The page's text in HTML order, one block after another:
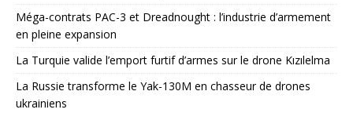
Méga-contrats PAC-3 et Dreadnought : l’industrie d’armement
en pleine expansion
La Turquie valide l’emport furtif d’armes sur le drone Kızılelma
La Russie transforme le Yak-130M en chasseur de drones
ukrainiens